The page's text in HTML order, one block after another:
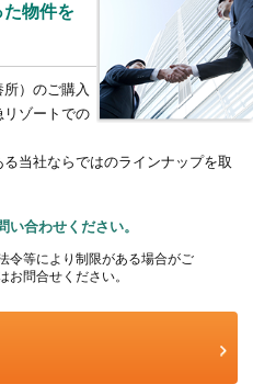
物件を
）のご購入
リゾートでの
当社ならではのラインナップを取
い合わせください。
令等により制限がある場合がご
お問合せください。
ム
ス
等）
ン）